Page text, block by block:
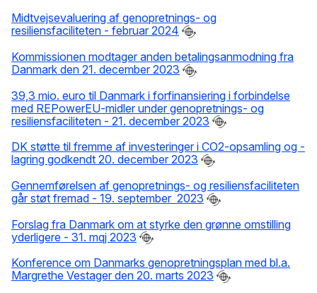
Midtvejsevaluering af genopretnings- og
resiliensfaciliteten - februar 2024
Kommissionen modtager anden betalingsanmodning fra
Danmark den 21. december 2023
39,3 mio. euro til Danmark i forfinansiering i forbindelse
med REPowerEU-midler under genopretnings- og
resiliensfaciliteten - 21. december 2023
DK støtte til fremme af investeringer i CO2-opsamling og -
lagring godkendt 20. december 2023
Gennemførelsen af genopretnings- og resiliensfaciliteten
går støt fremad - 19. september 2023
Forslag fra Danmark om at styrke den grønne omstilling
yderligere - 31. mqj 2023
Konference om Danmarks genopretningsplan med bl.a.
Margrethe Vestager den 20. marts 2023